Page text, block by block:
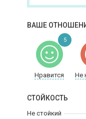
ВАШЕ
Нравится Не
5
СТОЙКОСТЬ
Не стойкий